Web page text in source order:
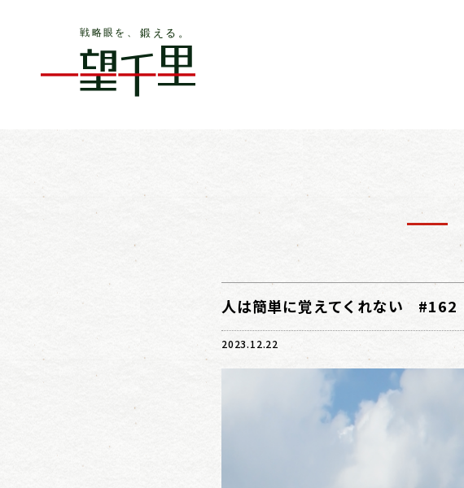
人は簡単に覚えてくれない #162
2023.12.22